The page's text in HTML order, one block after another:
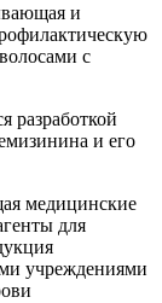
и
с
разработкой
и его
медицинские
для
учреждениями